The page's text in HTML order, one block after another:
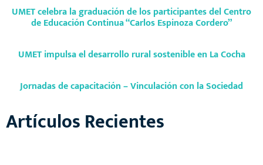
UMET celebra la graduación de los participantes del Centro
de Educación Continua “Carlos Espinoza Cordero”
UMET impulsa el desarrollo rural sostenible en La Cocha
Jornadas de capacitación – Vinculación con la Sociedad
Artículos Recientes